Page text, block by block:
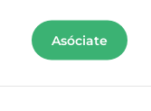
Asóciate